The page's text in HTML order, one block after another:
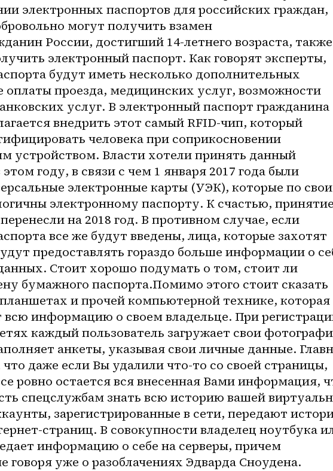
электронных паспортов для российских граждан,
могут получить взамен
России, достигший 14-летнего возраста, также
электронный паспорт. Как говорят эксперты,
будут иметь несколько дополнительных
оплаты проезда, медицинских услуг, возможности
услуг. В электронный паспорт гражданина
внедрить этот самый RFID-чип, который
человека при соприкосновении
устройством. Власти хотели принять данный
году, в связи с чем 1 января 2017 года были
электронные карты (УЭК), которые по
электронному паспорту. К счастью, принятие
на 2018 год. В противном случае, если
все же будут введены, лица, которые захотят
предоставлять гораздо больше информации о
Стоит хорошо подумать о том, стоит ли
бумажного паспорта.Помимо этого стоит сказать
и прочей компьютерной технике, которая
всю информацию о своем владельце. При
каждый пользователь загружает свои
анкеты, указывая свои личные данные.
даже если Вы удалили что-то со своей страницы,
ровно остается вся внесенная Вами информация,
спецслужбам знать всю историю вашей
зарегистрированные в сети, передают
страниц. В совокупности владелец ноутбука
информацию о себе на серверы, причем
говоря уже о разоблачениях Эдварда Сноудена.